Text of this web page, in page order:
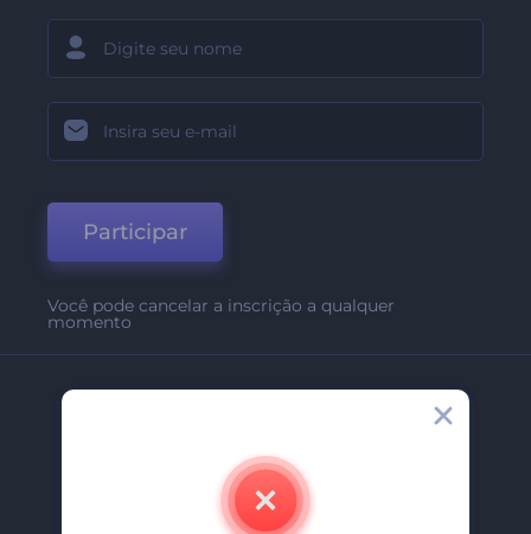
Participar
Você pode cancelar a inscrição a qualquer
momento
Contate-Nos
Carreiras